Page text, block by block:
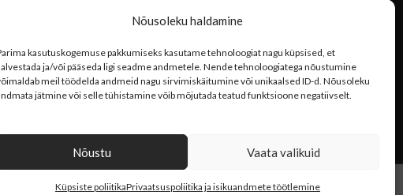
Nõusoleku haldamine
kasutuskogemuse pakkumiseks kasutame tehnoloogiat nagu küpsised, et
ja/või pääseda ligi seadme andmetele. Nende tehnoloogiatega nõustumine
meil töödelda andmeid nagu sirvimiskäitumine või unikaalsed ID-d. Nõusoleku
jätmine või selle tühistamine võib mõjutada teatud funktsioone negatiivselt.
Nõustu Vaata valikuid
Küpsiste poliitikaPrivaatsuspoliitika ja isikuandmete töötlemine